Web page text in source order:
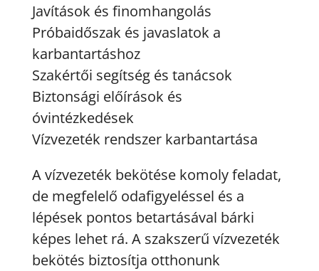
Javítások és finomhangolás
Próbaidőszak és javaslatok a
karbantartáshoz
Szakértői segítség és tanácsok
Biztonsági előírások és
óvintézkedések
Vízvezeték rendszer karbantartása
A vízvezeték bekötése komoly feladat,
de megfelelő odafigyeléssel és a
lépések pontos betartásával bárki
képes lehet rá. A szakszerű vízvezeték
bekötés biztosítja otthonunk